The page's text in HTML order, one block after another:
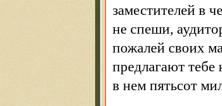
заместителей в
не спеши,
пожалей своих
предлагают
в нем пятьсот